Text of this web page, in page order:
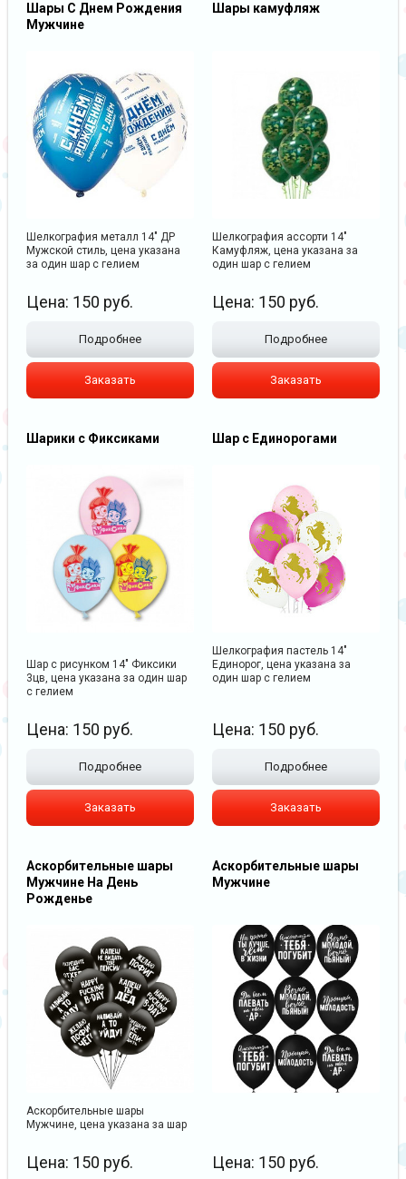
Шары С Днем Рождения
Мужчине
Шелкография металл 14" ДР
Мужской стиль, цена указана
за один шар с гелием
Цена: 150 руб.
Подробнее
Заказать
Шары камуфляж
Шелкография ассорти 14"
Камуфляж, цена указана за
один шар с гелием
Цена: 150 руб.
Подробнее
Заказать
Шарики с Фиксиками
Шар с рисунком 14" Фиксики
3цв, цена указана за один шар
с гелием
Цена: 150 руб.
Подробнее
Заказать
Шар с Единорогами
Шелкография пастель 14"
Единорог, цена указана за
один шар с гелием
Цена: 150 руб.
Подробнее
Заказать
Аскорбительные шары
Мужчине На День
Рожденье
Аскорбительные шары
Мужчине, цена указана за шар
Цена: 150 руб.
Аскорбительные шары
Мужчине
Цена: 150 руб.